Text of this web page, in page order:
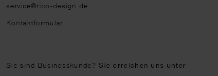
service@rico-design.de
Kontaktformular
Sie sind Businesskunde?Sie erreichen uns unter